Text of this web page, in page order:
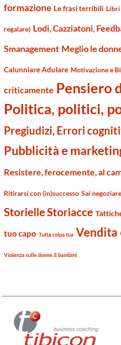
formazione Le frasi terribili Libri
regalare) Lodi, Cazziatoni,
Smanagement Meglio le
Calunniare Adulare Motivazione e
criticamente Pensiero
Politica, politici,
Pregiudizi, Errori
Pubblicità e
Resistere, ferocemente, al
Ritirarsi con (in)successo Sai
Storielle Storiacce
tuo capo Tutta colpa tua Vendita
Violenza sulle donne. E bambini